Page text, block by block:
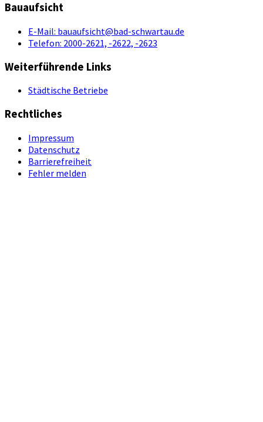
Bauaufsicht
E-Mail: bauaufsicht@bad-schwartau.de
Telefon: 2000-2621, -2622, -2623
Weiterführende Links
Städtische Betriebe
Rechtliches
Impressum
Datenschutz
Barrierefreiheit
Fehler melden